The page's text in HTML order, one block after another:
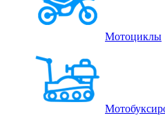
Мотоциклы